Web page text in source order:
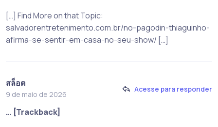
[…] Find More on that Topic:
salvadorentretenimento.com.br/no-pagodin-thiaguinho-
afirma-se-sentir-em-casa-no-seu-show/ […]
สล็อต
9 de maio de 2026
Acesse para responder
… [Trackback]